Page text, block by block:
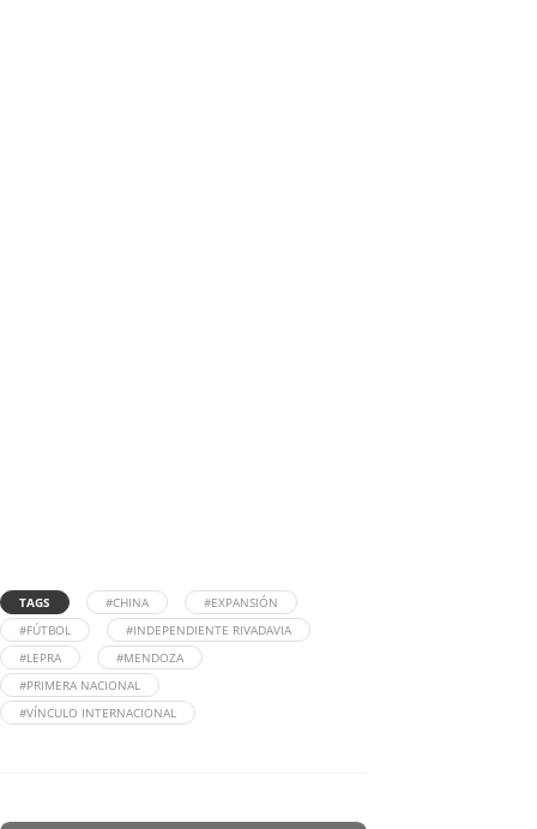
TAGS #CHINA
#EXPANSIÓN
#FÚTBOL
#INDEPENDIENTE RIVADAVIA
#LEPRA
#MENDOZA
#PRIMERA NACIONAL
#VÍNCULO INTERNACIONAL